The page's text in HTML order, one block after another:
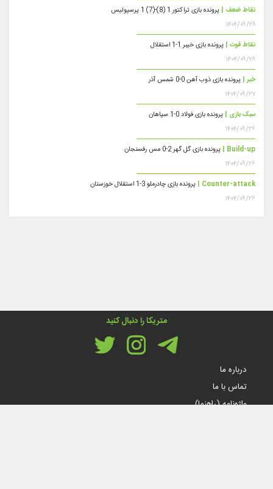
نقاط ضعف | پرونده بازی تراکتور 1 (8)-(7) 1 پرسپولیس
۱۴۰۴/۰۹/۲۸
نقاط قوت | پرونده بازی خیبر 1-1 استقلال
۱۴۰۴/۰۹/۲۸
خبر | پرونده بازی ذوب آهن 0-0 شمس آذر
۱۴۰۴/۰۹/۲۷
سبک بازی | پرونده بازی فولاد 0-1 سپاهان
۱۴۰۴/۰۹/۲۶
Build-up | پرونده بازی گل گهر 2-0 مس رفسنجان
۱۴۰۴/۰۹/۲۶
Counter-attack | پرونده بازی چادرملو 3-1 استقلال خوزستان
۱۴۰۴/۰۹/۲۶
متریکا را دنبال کنید
درباره ما
تماس با ما
واژه‌نامه (راهنما)